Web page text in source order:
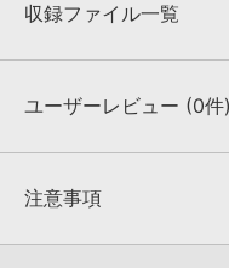
収録ファイル一覧
収録ファイル一覧
ユーザーレビュー (0件)
★★★★★
注意事項